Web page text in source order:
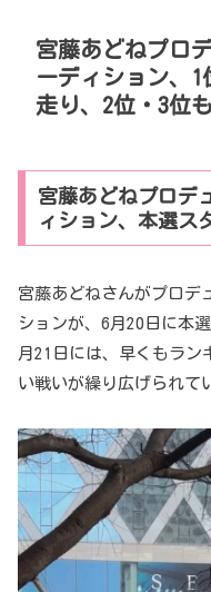
宮藤あどねプロ
ーディション、
走り、2位・3位
宮藤あどねプロデ
ィション、本選ス
宮藤あどねさんがプロデ
ションが、6月20日に本
月21日には、早くもラン
い戦いが繰り広げられて